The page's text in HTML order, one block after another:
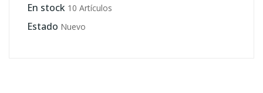
En stock 10 Artículos
Estado Nuevo